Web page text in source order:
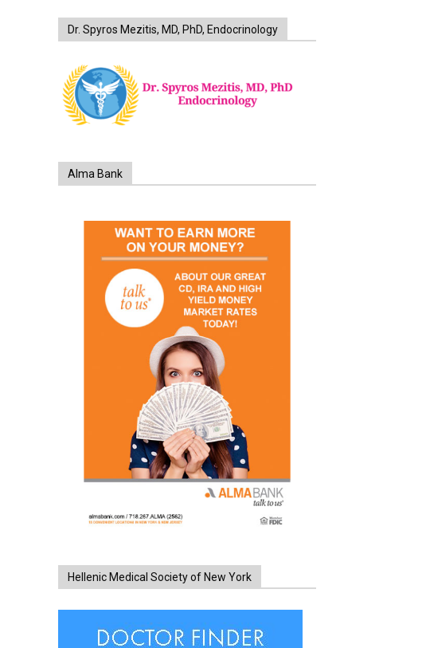
Dr. Spyros Mezitis, MD, PhD, Endocrinology
Alma Bank
Hellenic Medical Society of New York